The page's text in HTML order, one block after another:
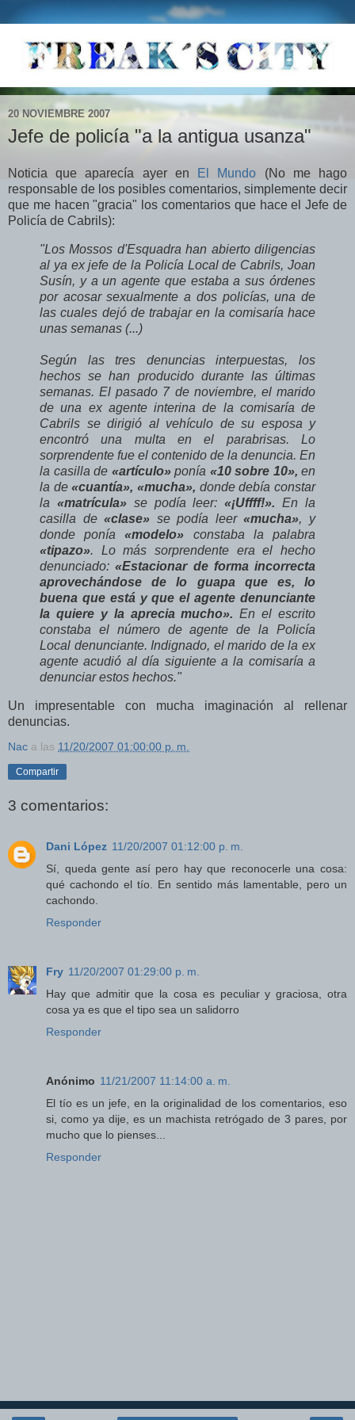
20 NOVIEMBRE 2007
Jefe de policía "a la antigua usanza"
Noticia que aparecía ayer en El Mundo (No me hago
responsable de los posibles comentarios, simplemente decir
que me hacen "gracia" los comentarios que hace el Jefe de
Policía de Cabrils):
"Los Mossos d'Esquadra han abierto diligencias
al ya ex jefe de la Policía Local de Cabrils, Joan
Susín, y a un agente que estaba a sus órdenes
por acosar sexualmente a dos policías, una de
las cuales dejó de trabajar en la comisaría hace
unas semanas (...)
Según las tres denuncias interpuestas, los
hechos se han producido durante las últimas
semanas. El pasado 7 de noviembre, el marido
de una ex agente interina de la comisaría de
Cabrils se dirigió al vehículo de su esposa y
encontró una multa en el parabrisas. Lo
sorprendente fue el contenido de la denuncia. En
la casilla de «artículo»ponía «10 sobre 10», en
la de«cuantía», «mucha», donde debía constar
la «matrícula»se podía leer:«¡Uffff!». En la
casilla de«clase» se podía leer«mucha», y
donde ponía«modelo» constaba la palabra
«tipazo». Lo más sorprendente era el hecho
denunciado:«Estacionar de forma incorrecta
aprovechándose de lo guapa que es, lo
buena que está y que el agente denunciante
la quiere y la aprecia mucho».En el escrito
constaba el número de agente de la Policía
Local denunciante. Indignado, el marido de la ex
agente acudió al día siguiente a la comisaría a
denunciar estos hechos."
Un impresentable con mucha imaginación al rellenar
denuncias.
Nac a las 11/20/2007 01:00:00 p. m.
Compartir
3 comentarios:
Dani López 11/20/2007 01:12:00 p. m.
Sí, queda gente así pero hay que reconocerle una cosa:
qué cachondo el tío. En sentido más lamentable, pero un
cachondo.
Responder
Fry 11/20/2007 01:29:00 p. m.
Hay que admitir que la cosa es peculiar y graciosa, otra
cosa ya es que el tipo sea un salidorro
Responder
Anónimo 11/21/2007 11:14:00 a. m.
El tío es un jefe, en la originalidad de los comentarios, eso
si, como ya dije, es un machista retrógado de 3 pares, por
mucho que lo pienses...
Responder